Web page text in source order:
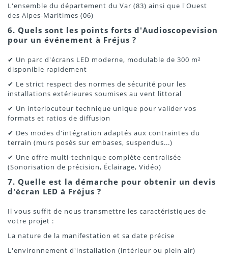
L'ensemble du département du Var (83) ainsi que l'Ouest
des Alpes-Maritimes (06)
6. Quels sont les points forts d'Audioscopevision
pour un événement à Fréjus ?
✔ Un parc d'écrans LED moderne, modulable de 300 m²
disponible rapidement
✔ Le strict respect des normes de sécurité pour les
installations extérieures soumises au vent littoral
✔ Un interlocuteur technique unique pour valider vos
formats et ratios de diffusion
✔ Des modes d'intégration adaptés aux contraintes du
terrain (murs posés sur embases, suspendus...)
✔ Une offre multi-technique complète centralisée
(Sonorisation de précision, Éclairage, Vidéo)
7. Quelle est la démarche pour obtenir un devis
d'écran LED à Fréjus ?
Il vous suffit de nous transmettre les caractéristiques de
votre projet :
La nature de la manifestation et sa date précise
L'environnement d'installation (intérieur ou plein air)